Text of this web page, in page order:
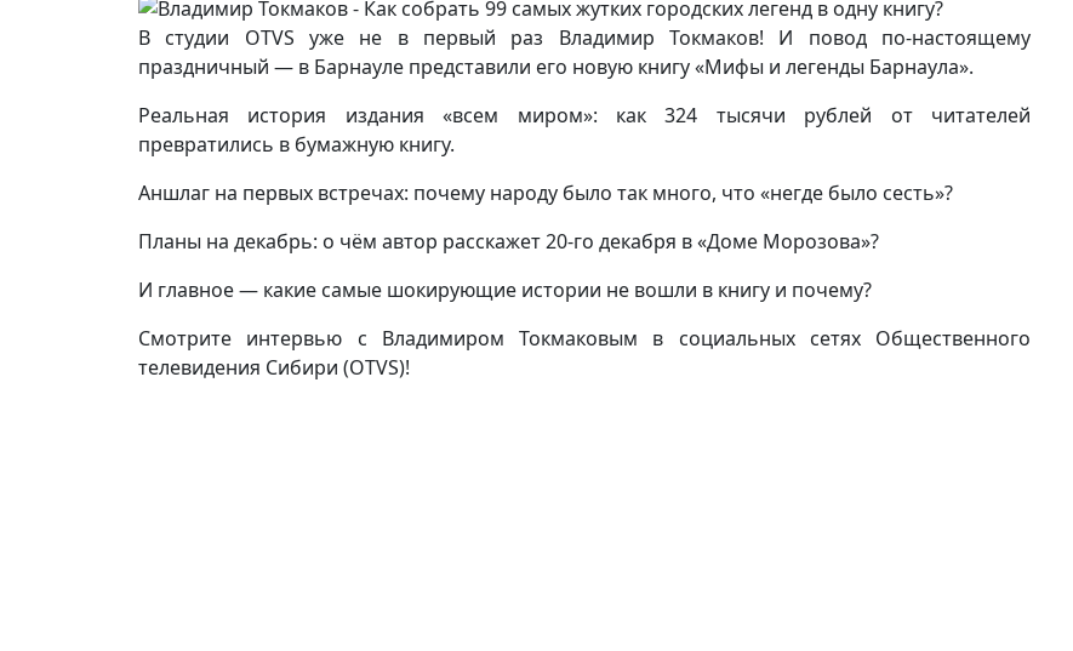
В студии OTVS уже не в первый раз Владимир Токмаков! И повод по-настоящему
праздничный — в Барнауле представили его новую книгу «Мифы и легенды Барнаула».
Реальная история издания «всем миром»: как 324 тысячи рублей от читателей
превратились в бумажную книгу.
Аншлаг на первых встречах: почему народу было так много, что «негде было сесть»?
Планы на декабрь: о чём автор расскажет 20-го декабря в «Доме Морозова»?
И главное — какие самые шокирующие истории не вошли в книгу и почему?
Смотрите интервью с Владимиром Токмаковым в социальных сетях Общественного
телевидения Сибири (OTVS)!